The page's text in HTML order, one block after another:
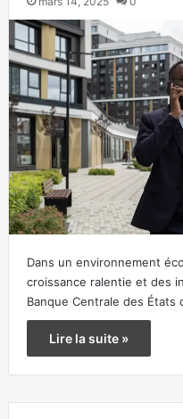
Dans un environnement
croissance ralentie et des
Banque Centrale des États
Lire la suite »